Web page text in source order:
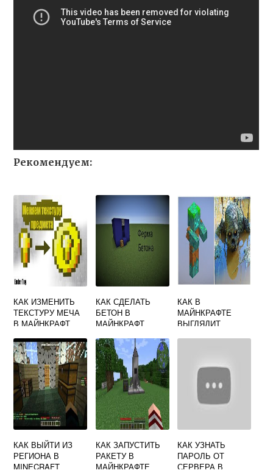
Рекомендуем:
КАК ИЗМЕНИТЬ
ТЕКСТУРУ МЕЧА
В МАЙНКРАФТ
КАК СДЕЛАТЬ
БЕТОН В
МАЙНКРАФТ
КАК В
МАЙНКРАФТЕ
ВЫГЛЯДИТ
КАК ВЫЙТИ ИЗ
РЕГИОНА В
MINECRAFT
КАК ЗАПУСТИТЬ
РАКЕТУ В
МАЙНКРАФТЕ
КАК УЗНАТЬ
ПАРОЛЬ ОТ
СЕРВЕРА В